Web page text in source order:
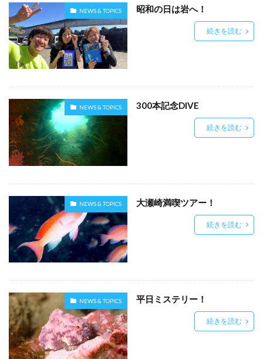
NEWS & TOPICS 昭和の日は岩へ！
続きを読む
NEWS & TOPICS 300本記念DIVE
続きを読む
NEWS & TOPICS 大瀬崎満喫ツアー！
続きを読む
NEWS & TOPICS 平日ミステリー！
続きを読む